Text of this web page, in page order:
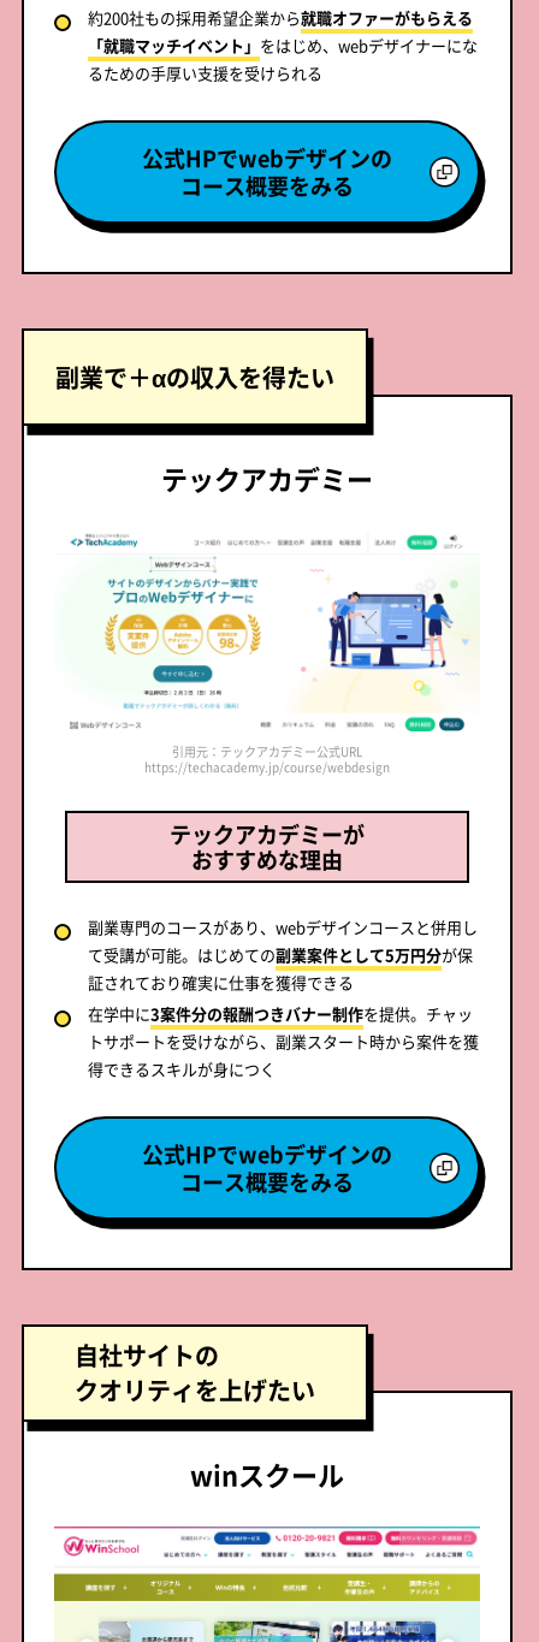
約200社もの採用希望企業から就職オファーがもらえる
「就職マッチイベント」 をはじめ、webデザイナーにな
るための手厚い支援を受けられる
公式HPでwebデザインの
コース概要をみる
副業で＋αの収入を得たい
テックアカデミー
引用元：テックアカデミー公式URL
https://techacademy.jp/course/webdesign
テックアカデミーが
おすすめな理由
副業専門のコースがあり、webデザインコースと併用し
て受講が可能。はじめての副業案件として5万円分が保
証されており確実に仕事を獲得できる
在学中に3案件分の報酬つきバナー制作を提供。チャッ
トサポートを受けながら、副業スタート時から案件を獲
得できるスキルが身につく
公式HPでwebデザインの
コース概要をみる
自社サイトの
クオリティを上げたい
winスクール